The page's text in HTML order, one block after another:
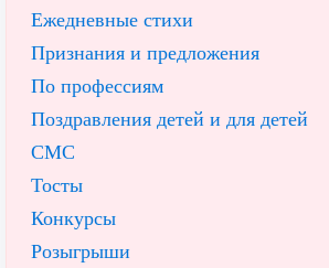
Ежедневные стихи
Признания и предложения
По профессиям
Поздравления детей и для детей
СМС
Тосты
Конкурсы
Розыгрыши